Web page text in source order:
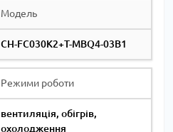
Модель
CH-FC030K2+T-MBQ4-03B1
Режими роботи
вентиляція, обігрів,
охолодження